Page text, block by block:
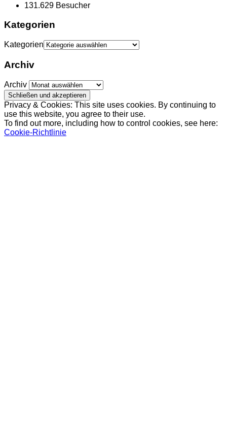
131.629 Besucher
Kategorien
Kategorien
Archiv
Archiv
Privacy & Cookies: This site uses cookies. By continuing to
use this website, you agree to their use.
To find out more, including how to control cookies, see here:
Cookie-Richtlinie